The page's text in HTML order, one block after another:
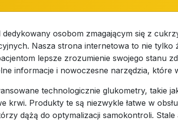
osobom zmagającym się z
Nasza strona internetowa to nie
lepsze zrozumienie swojego stanu
informacje i nowoczesne narzędzia,
technologicznie glukometry, takie
krwi. Produkty te są niezwykle łatwe w
dążą do optymalizacji samokontroli.